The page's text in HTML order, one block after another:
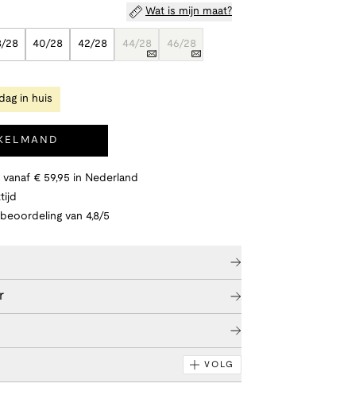
Wat is mijn maat?
28 40/28 42/28 44/28 46/28
in huis
€ 59,95 in Nederland
van 4,8/5
VOLG